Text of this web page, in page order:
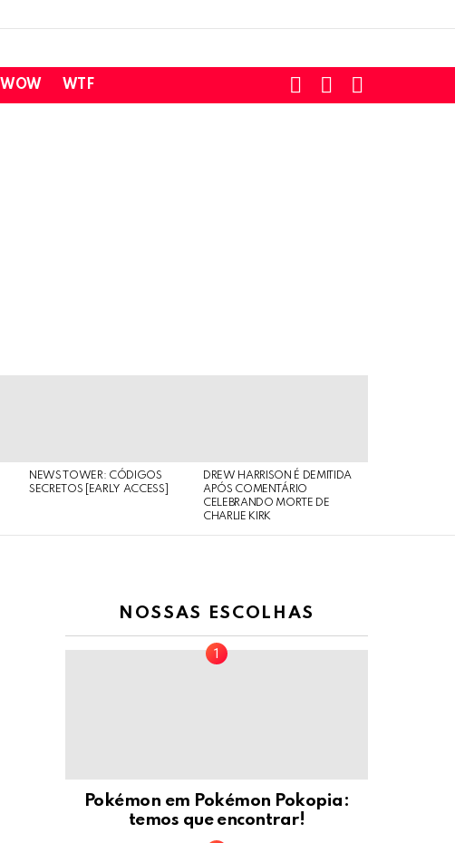
WOW WTF
SWITCH
SKIN
SEARCH
NEWS TOWER: CÓDIGOS
SECRETOS [EARLY ACCESS]
DREW HARRISON É DEMITIDA
APÓS COMENTÁRIO
CELEBRANDO MORTE DE
CHARLIE KIRK
NOSSAS ESCOLHAS
Pokémon em Pokémon Pokopia:
temos que encontrar!